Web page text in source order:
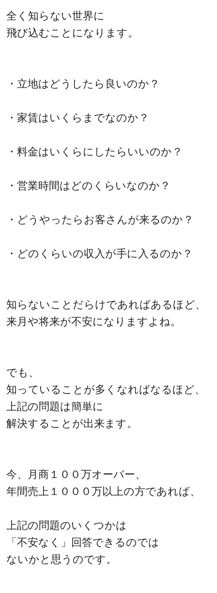
全く知らない世界に
飛び込むことになります。
・立地はどうしたら良いのか？
・家賃はいくらまでなのか？
・料金はいくらにしたらいいのか？
・営業時間はどのくらいなのか？
・どうやったらお客さんが来るのか？
・どのくらいの収入が手に入るのか？
知らないことだらけであればあるほど、
来月や将来が不安になりますよね。
でも、
知っていることが多くなればなるほど、
上記の問題は簡単に
解決することが出来ます。
今、月商１００万オーバー、
年間売上１０００万以上の方であれば、
上記の問題のいくつかは
「不安なく」回答できるのでは
ないかと思うのです。